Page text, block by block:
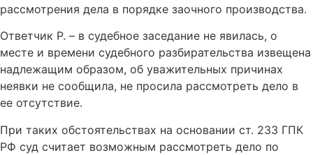
рассмотрения дела в порядке заочного производства.
Ответчик Р. – в судебное заседание не явилась, о
месте и времени судебного разбирательства извещена
надлежащим образом, об уважительных причинах
неявки не сообщила, не просила рассмотреть дело в
ее отсутствие.
При таких обстоятельствах на основании ст. 233 ГПК
РФ суд считает возможным рассмотреть дело по